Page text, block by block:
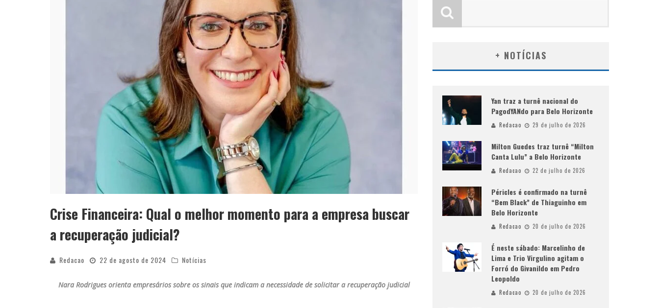
YAN TRAZ A TURNÊ NACIONAL DO PAGODYANDO PARA BELO HORIZONTE
Crise Financeira: Qual o melhor momento para a empresa buscar
a recuperação judicial?
Redacao 22 de agosto de 2024 Notícias
Nara Rodrigues orienta empresários sobre os sinais que indicam a necessidade de solicitar a recuperação judicial
+ NOTÍCIAS
Yan traz a turnê nacional do
PagodYANdo para Belo Horizonte
Redacao 29 de julho de 2026
Milton Guedes traz turnê “Milton
Canta Lulu” a Belo Horizonte
Redacao 22 de julho de 2026
Péricles é confirmado na turnê
“Bem Black” de Thiaguinho em
Belo Horizonte
Redacao 20 de julho de 2026
É neste sábado: Marcelinho de
Lima e Trio Virgulino agitam o
Forró do Givanildo em Pedro
Leopoldo
Redacao 20 de julho de 2026